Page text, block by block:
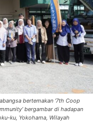
bertemakan ‘7th Coop
bergambar di hadapan
ku, Yokohama, Wilayah